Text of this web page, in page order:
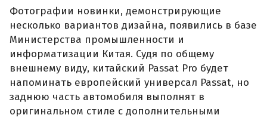
Фотографии новинки, демонстрирующие
несколько вариантов дизайна, появились в базе
Министерства промышленности и
информатизации Китая. Судя по общему
внешнему виду, китайский Passat Pro будет
напоминать европейский универсал Passat, но
заднюю часть автомобиля выполнят в
оригинальном стиле с дополнительными